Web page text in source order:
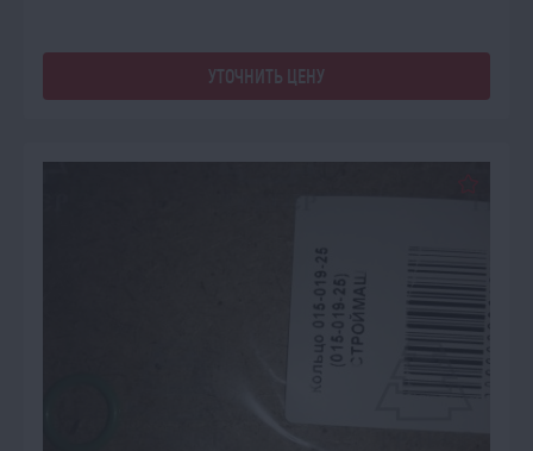
УТОЧНИТЬ ЦЕНУ